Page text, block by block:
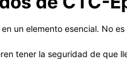
un elemento esencial. No
tener la seguridad de que